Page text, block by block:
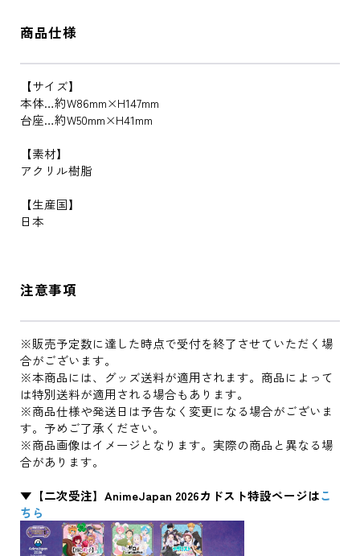
商品仕様
【サイズ】
本体…約W86mm×H147mm
台座…約W50mm×H41mm
【素材】
アクリル樹脂
【生産国】
日本
注意事項
※販売予定数に達した時点で受付を終了させていただく場
合がございます。
※本商品には、グッズ送料が適用されます。商品によって
は特別送料が適用される場合もあります。
※商品仕様や発送日は予告なく変更になる場合がございま
す。予めご了承ください。
※商品画像はイメージとなります。実際の商品と異なる場
合があります。
▼【二次受注】AnimeJapan 2026カドスト特設ページはこ
ちら